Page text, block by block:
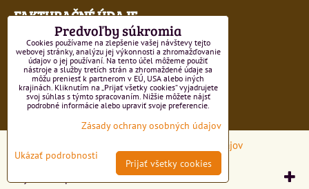
FAKTURAČNÉ ÚDAJE
IČO:41243277
DIČ:1047749593
IČ DPH:SK1047749593
Číslo živnostenského registra 550-15499
Zásady ochrany osobných údajov
BiznisWeb.sk
Predvoľby súkromia
Cookies používame na zlepšenie vašej návštevy tejto
webovej stránky, analýzu jej výkonnosti a zhromažďovanie
údajov o jej používaní. Na tento účel môžeme použiť
nástroje a služby tretích strán a zhromaždené údaje sa
môžu preniesť k partnerom v EÚ, USA alebo iných
krajinách. Kliknutím na „Prijať všetky cookies“ vyjadrujete
svoj súhlas s týmto spracovaním. Nižšie môžete nájsť
podrobné informácie alebo upraviť svoje preferencie.
Zásady ochrany osobných údajov
Ukázať podrobnosti
Prijať všetky cookies